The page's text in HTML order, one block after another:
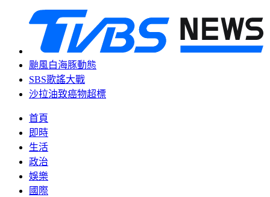
颱風白海豚動態
SBS歌謠大戰
沙拉油致癌物超標
首頁
即時
生活
政治
娛樂
國際